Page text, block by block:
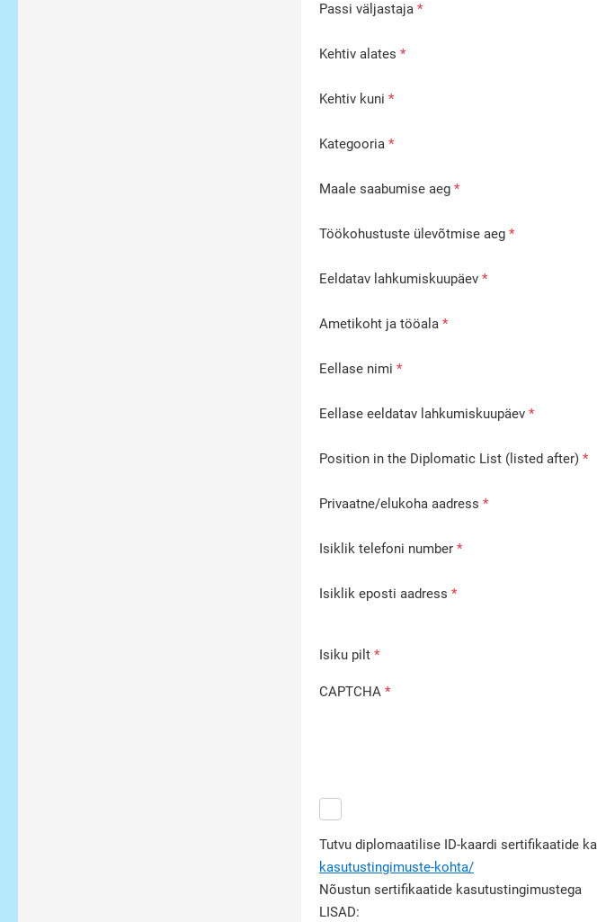
Passi väljastaja
Kehtiv alates
Kehtiv kuni
Kategooria
Maale saabumise aeg
Töökohustuste ülevõtmise aeg
Eeldatav lahkumiskuupäev
Ametikoht ja tööala
Eellase nimi
Eellase eeldatav lahkumiskuupäev
Position in the Diplomatic List (listed after)
Privaatne/elukoha aadress
Isiklik telefoni number
Isiklik eposti aadress
Isiku pilt
CAPTCHA
Tutvu diplomaatilise ID-kaardi sertifikaatide
kasutustingimuste-kohta/
Nõustun sertifikaatide kasutustingimustega
LISAD: